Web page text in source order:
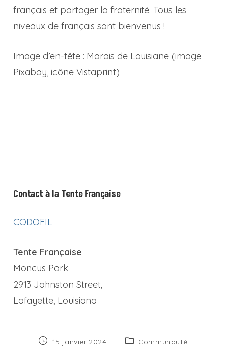
français et partager la fraternité. Tous les
niveaux de français sont bienvenus !
Image d’en-tête : Marais de Louisiane (image
Pixabay, icône Vistaprint)
Contact à la Tente Française
CODOFIL
Tente Française
Moncus Park
2913 Johnston Street,
Lafayette, Louisiana
Publication
15 janvier 2024
PostCommunauté